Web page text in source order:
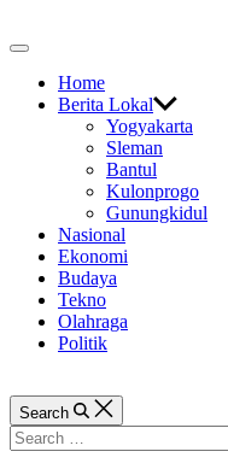
to
Off
CanvasHome
Berita Lokal
Yogyakarta
Sleman
Bantul
Kulonprogo
Gunungkidul
Nasional
Ekonomi
Budaya
Tekno
Olahraga
Politik
Search
Search
for: